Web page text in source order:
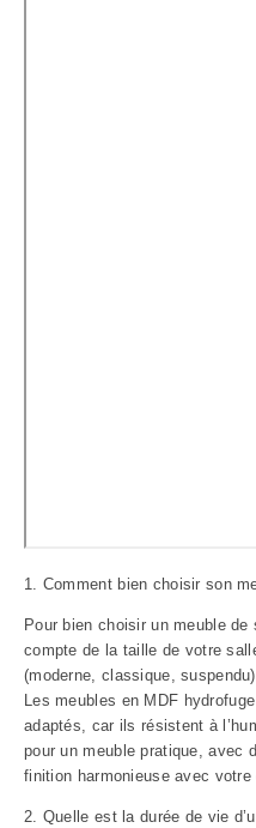
1. Comment bien choisir son
Pour bien choisir un meuble
compte de la taille de votre
(moderne, classique,
Les meubles en MDF
adaptés, car ils résistent à
pour un meuble pratique, avec
finition harmonieuse avec votre
2. Quelle est la durée de vie